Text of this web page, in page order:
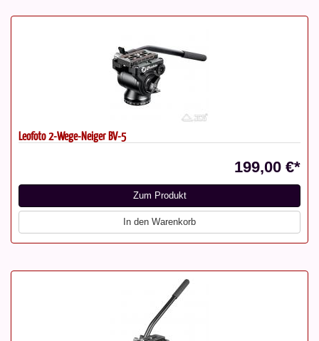
Leofoto 2-Wege-Neiger BV-5
199,00 €*
Zum Produkt
In den Warenkorb